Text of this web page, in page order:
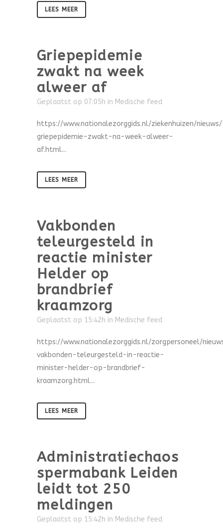
LEES MEER
Griepepidemie
zwakt na week
alweer af
Geplaatst op 07:05h in Medische feed
https://www.nationalezorggids.nl/ziekenhuizen/
griepepidemie-zwakt-na-week-alweer-
af.html...
LEES MEER
Vakbonden
teleurgesteld in
reactie minister
Helder op
brandbrief
kraamzorg
Geplaatst op 15:42h in Medische feed
https://www.nationalezorggids.nl/zorgpersoneel/
vakbonden-teleurgesteld-in-reactie-
minister-helder-op-brandbrief-
kraamzorg.html...
LEES MEER
Administratiechaos
spermabank Leiden
leidt tot 250
meldingen
Geplaatst op 15:42h in Medische feed